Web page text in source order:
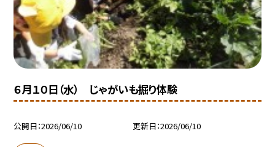
６月１０日（水） じゃがいも掘り体験
公開日 2026/06/10 更新日 2026/06/10